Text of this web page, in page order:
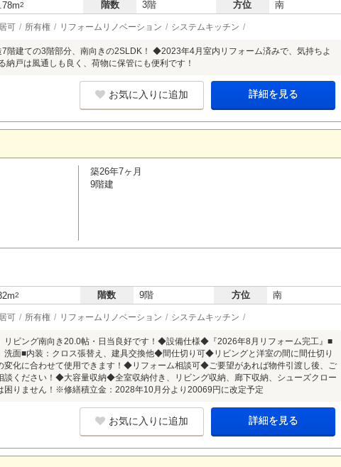
2 階数 3階 方位 南
可 所有権 リフォームリノベーション システムキッチン
階建ての3階部分、南向きの2SLDK！ ◆2023年4月室内リフォーム済みで、気持ちよ
戸は風通しも良く、荷物に保管にも便利です！
お気に入りに追加 詳細を見る
築26年7ヶ月
9階建
2 階数 9階 方位 南
可 所有権 リフォームリノベーション システムキッチン
ビング南向き20.0帖・日当良好です！◆設備仕様◆『2026年8月リフォーム完工』■
洗面■内装：クロス張替え、建具交換他◆間仕切り可◆リビングと洋室の間に間仕切り
変化に合わせて使用できます！◆リフォーム相談可◆ご要望があれば物件引渡し後、ご
談ください！◆大容量収納◆全室収納付き、リビング収納、廊下収納、シューズクロー
困りません！※修繕積立金：2028年10月分より20069円に改定予定
お気に入りに追加 詳細を見る